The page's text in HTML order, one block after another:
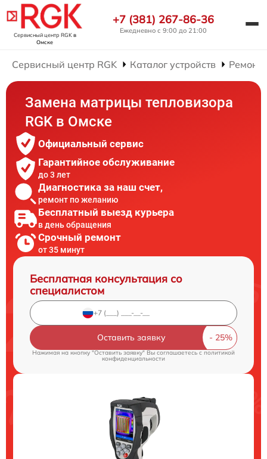
Сервисный центр RGKв
Омске
+7 (381) 267-86-36
Ежедневно с 9:00 до 21:00
Сервисный центр RGK Каталог устройств Ремонт
Замена матрицы тепловизора
RGK в Омске
Официальный сервис
Гарантийное обслуживание
до 3 лет
Диагностика за наш счет,
ремонт по желанию
Бесплатный выезд курьера
в день обращения
Срочный ремонт
от 35 минут
Бесплатная консультация со
специалистом
Оставить заявку
Нажимая на кнопку "Оставить заявку" Вы соглашаетесь cполитикой
конфиденциальности